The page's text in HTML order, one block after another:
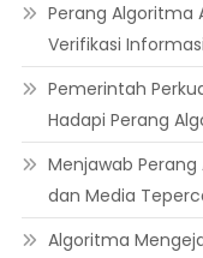
Perang Algoritma
Verifikasi
Pemerintah
Hadapi Perang
Menjawab Perang
dan Media
Algoritma